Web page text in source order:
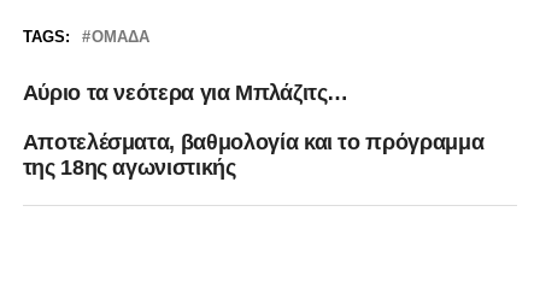
TAGS: ΟΜΆΔΑ
Αύριο τα νεότερα για Μπλάζιτς…
Αποτελέσματα, βαθμολογία και το πρόγραμμα
της 18ης αγωνιστικής